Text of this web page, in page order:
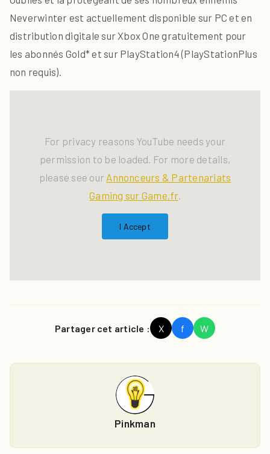
Neverwinter est actuellement disponible sur PC et en
distribution digitale sur Xbox One gratuitement pour
les abonnés Gold* et sur PlayStation4 (PlayStationPlus
non requis).
For privacy reasons YouTube needs your
permission to be loaded. For more details,
please see our Annonceurs & Partenariats
Gaming sur Game.fr.
I Accept
Partager cet article : X f W
Pinkman